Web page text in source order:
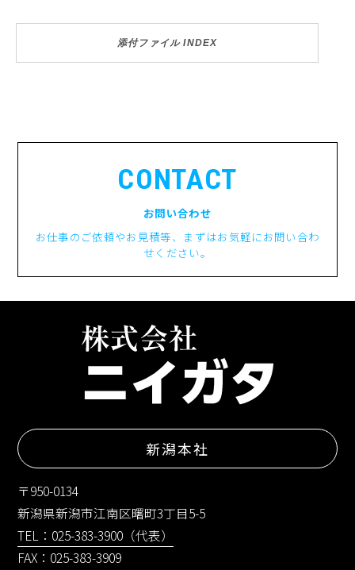
添付ファイル INDEX
CONTACT
お問い合わせ
お仕事のご依頼やお見積等、まずはお気軽にお問い合わ
せください。
新潟本社
〒950-0134
新潟県新潟市江南区曙町3丁目5-5
TEL：025-383-3900（代表）
FAX：025-383-3909